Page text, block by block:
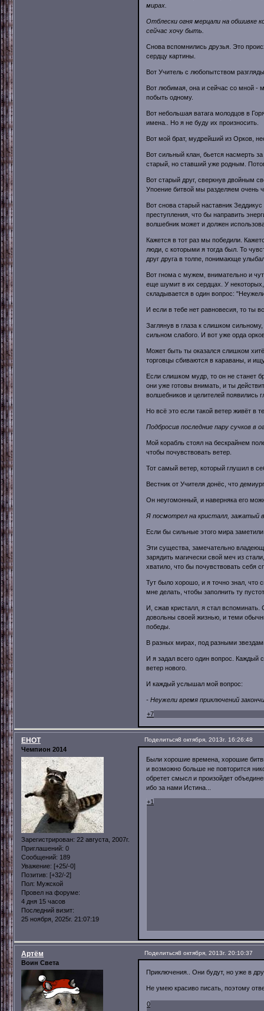
мирах.
Отблески огня мерцали на обшивке
сейчас хочу быть.
Снова вспомнились друзья. Это
сердцу картины.
Вот Учитель с любопытством
Вот любимая, она и сейчас со мной -
побыть одному.
Вот небольшая ватага молодцов в
имена.. Но я не буду их произносить.
Вот мой брат, мудрейший из Орков,
Вот сильный клан, бьется насмерть
старый, но ставший уже родным.
Вот старый друг, сверкнув двойным
Упоение битвой мы разделяем очень
Вот снова старый наставник
преступления, что бы направить
волшебник может и должен
Кажется в тот раз мы победили.
люди, с которыми я тогда был. То
друг друга в толпе, понимающе
Вот гнома с мужем, внимательно и
еще шумит в их сердцах. У
складывается в один вопрос:
И если в тебе нет равновесия, то ты
Заглянув в глаза к слишком
сильном слабого. И вот уже орда
Может быть ты оказался слишком
торговцы сбиваются в караваны, и
Если слишком мудр, то он не станет
они уже готовы внимать, и ты
волшебников и целителей появились
Но всё это если такой ветер живёт в
Подбросив последние пару сучков в
Мой корабль стоял на бескрайнем
чтобы почувствовать ветер.
Тот самый ветер, который глушил в
Вестник от Учителя донёс, что
Он неугомонный, и наверняка его
Я посмотрел на кристалл, зажатый
Если бы сильные этого мира
Эти существа, замечательно
зарядить магически свой меч из
хватило, что бы почувствовать себя
Тут было хорошо, и я точно знал, что
мне делать, чтобы заполнить ту
И, сжав кристалл, я стал
довольны своей жизнью, и теми
победы.
В разных мирах, под разными
И я задал всего один вопрос. Каждый
ветер нового.
И каждый услышал мой вопрос:
- Неужели время приключений
+7
Поделиться8 октября, 2013г. 16:26:48
EHOT
Чемпион 2014
Зарегистрирован: 22 августа, 2007г.
Приглашений: 0
Сообщений: 189
Уважение: [+25/-0]
Позитив: [+32/-2]
Пол: Мужской
Провел на форуме:
4 дня 15 часов
Последний визит:
25 ноября, 2025г. 21:07:19
Были хорошие времена, хорошие
и возможно больше не повторится
обретет смысл и произойдет
ибо за нами Истина...
+1
Поделиться8 октября, 2013г. 20:10:37
Артём
Воин Света
Приключения.. Они будут, но уже в
Не умею красиво писать, поэтому
0